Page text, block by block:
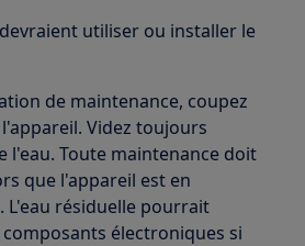
utiliser ou installer le
de maintenance, coupez
Videz toujours
l'eau. Toute maintenance doit
que l'appareil est en
L'eau résiduelle pourrait
électroniques si